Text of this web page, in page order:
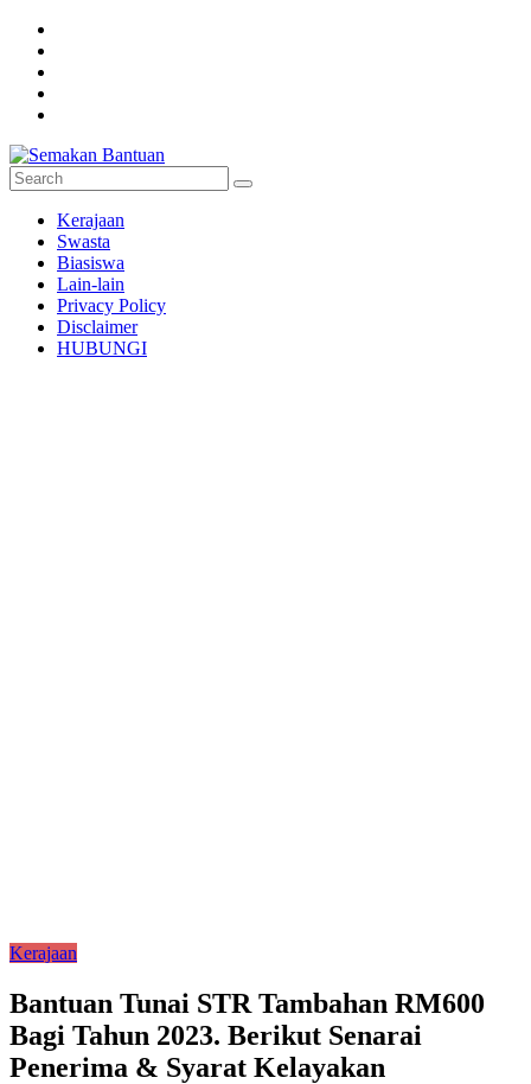
Skip
content
Semakan
Bantuan
Semakan
untuk
semua
Kerajaan
Swasta
Biasiswa
Lain-lain
Privacy Policy
Disclaimer
HUBUNGI
Kerajaan
Bantuan Tunai STR Tambahan RM600
Bagi Tahun 2023. Berikut Senarai
Penerima & Syarat Kelayakan